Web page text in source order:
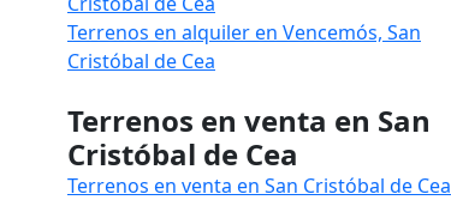
Terrenos en alquiler en Vencemós, San
Cristóbal de Cea
Terrenos en venta en San
Cristóbal de Cea
Terrenos en venta en San Cristóbal de Cea